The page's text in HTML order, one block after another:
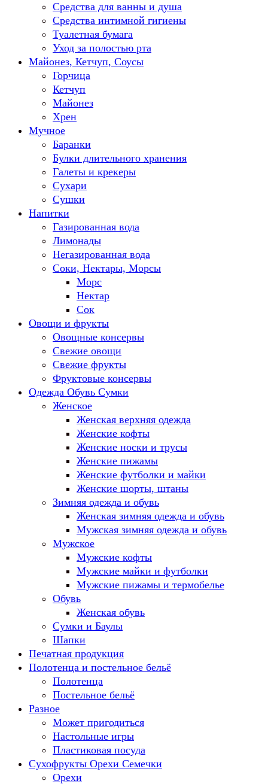
Средства для ванны и душа
Средства интимной гигиены
Туалетная бумага
Уход за полостью рта
Майонез, Кетчуп, Соусы
Горчица
Кетчуп
Майонез
Хрен
Мучное
Баранки
Булки длительного хранения
Галеты и крекеры
Сухари
Сушки
Напитки
Газированная вода
Лимонады
Негазированная вода
Соки, Нектары, Морсы
Морс
Нектар
Сок
Овощи и фрукты
Овощные консервы
Свежие овощи
Свежие фрукты
Фруктовые консервы
Одежда Обувь Сумки
Женское
Женская верхняя одежда
Женские кофты
Женские носки и трусы
Женские пижамы
Женские футболки и майки
Женские шорты, штаны
Зимняя одежда и обувь
Женская зимняя одежда и обувь
Мужская зимняя одежда и обувь
Мужское
Мужские кофты
Мужские майки и футболки
Мужские пижамы и термобелье
Обувь
Женская обувь
Сумки и Баулы
Шапки
Печатная продукция
Полотенца и постельное бельё
Полотенца
Постельное бельё
Разное
Может пригодиться
Настольные игры
Пластиковая посуда
Сухофрукты Орехи Семечки
Орехи